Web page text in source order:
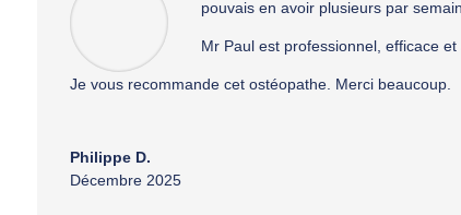
pouvais en avoir plusieurs par
Mr Paul est professionnel, efficace et
Je vous recommande cet ostéopathe. Merci beaucoup.
Philippe D.
Décembre 2025